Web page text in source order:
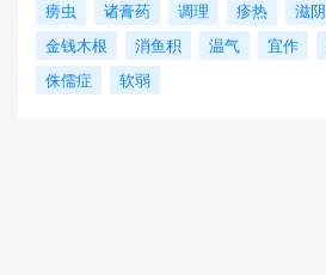
痨虫
诸膏药 调理 疹热 滋阴
金钱木根
消鱼积 温气 宜作
侏儒症
软弱